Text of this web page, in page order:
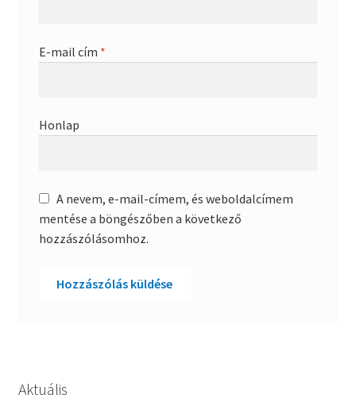
E-mail cím *
Honlap
A nevem, e-mail-címem, és weboldalcímem
mentése a böngészőben a következő
hozzászólásomhoz.
Aktuális